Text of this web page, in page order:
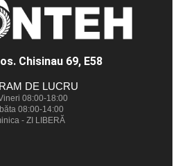
Chisinau 69, E58
DE LUCRU
08:00-18:00
08:00-14:00
- ZI LIBERĂ